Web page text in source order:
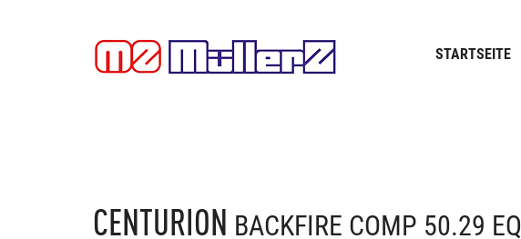
STARTSEITE
CENTURION BACKFIRE COMP 50.29 EQ